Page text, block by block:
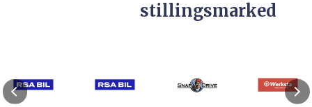
stillingsmarked